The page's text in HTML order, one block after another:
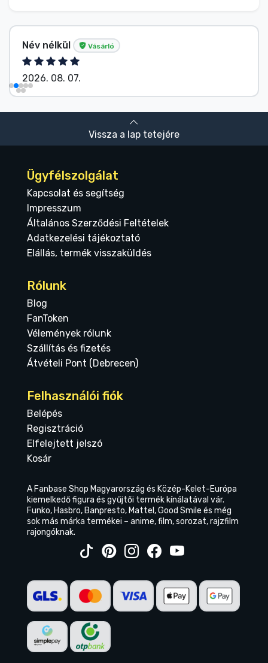
Név nélkül Vásárló
2026. 08. 07.
Vissza a lap tetejére
Ügyfélszolgálat
Kapcsolat és segítség
Impresszum
Általános Szerződési Feltételek
Adatkezelési tájékoztató
Elállás, termék visszaküldés
Rólunk
Blog
FanToken
Vélemények rólunk
Szállítás és fizetés
Átvételi Pont (Debrecen)
Felhasználói fiók
Belépés
Regisztráció
Elfelejtett jelszó
Kosár
A Fanbase Shop Magyarország és Közép-Kelet-Európa
kiemelkedő figura és gyűjtői termék kínálatával vár.
Funko, Hasbro, Banpresto, Mattel, Good Smile és még
sok más márka termékei – anime, film, sorozat, rajzfilm
rajongóknak.